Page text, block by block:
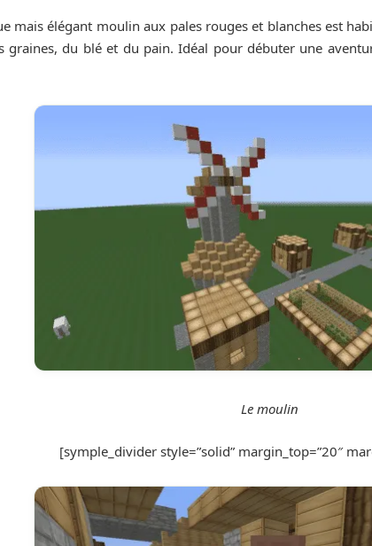
mais élégant moulin aux pales rouges et blanches est
graines, du blé et du pain. Idéal pour débuter une
Le moulin
[symple_divider style=”solid” margin_top=”20″